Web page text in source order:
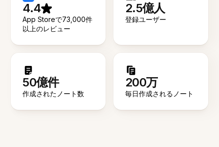
4.4
App Storeで73,000件
以上のレビュー
2.5億人
登録ユーザー
50億件
作成されたノート数
200万
毎日作成されるノート